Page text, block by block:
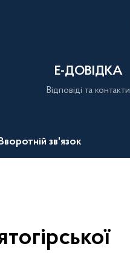
Е-ДОВІДКА
Відповіді та контакти
зв'язок